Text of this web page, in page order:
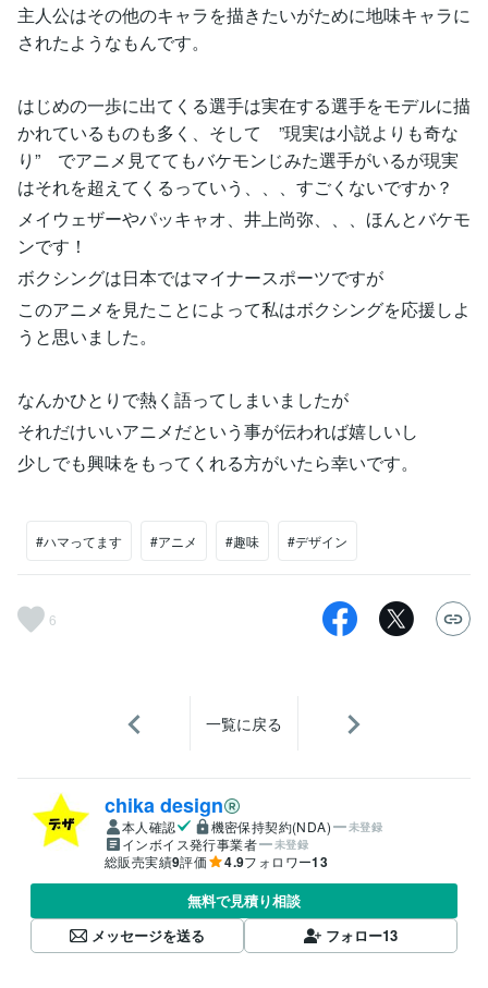
主人公はその他のキャラを描きたいがために地味キャラに
されたようなもんです。
はじめの一歩に出てくる選手は実在する選手をモデルに描
かれているものも多く、そして ”現実は小説よりも奇な
り” でアニメ見ててもバケモンじみた選手がいるが現実
はそれを超えてくるっていう、、、すごくないですか？
メイウェザーやパッキャオ、井上尚弥、、、ほんとバケモ
ンです！
ボクシングは日本ではマイナースポーツですが
このアニメを見たことによって私はボクシングを応援しよ
うと思いました。
なんかひとりで熱く語ってしまいましたが
それだけいいアニメだという事が伝われば嬉しいし
少しでも興味をもってくれる方がいたら幸いです。
#ハマってます #アニメ #趣味 #デザイン
6
一覧に戻る
chika design
本人確認 機密保持契約(NDA) 未登録
インボイス発行事業者 未登録
総販売実績9評価 4.9フォロワー13
無料で見積り相談
メッセージを送る
フォロー13